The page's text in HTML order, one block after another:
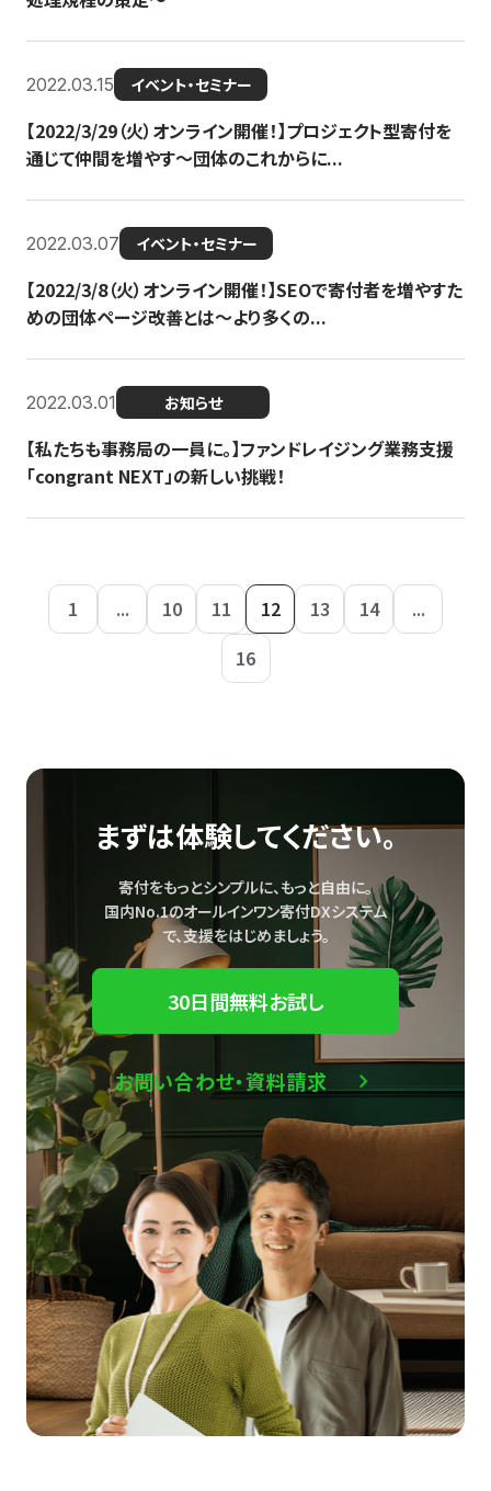
2022.03.15 イベント・セミナー
【2022/3/29（火）オンライン開催！】プロジェクト型寄付を
通じて仲間を増やす～団体のこれからに...
2022.03.07 イベント・セミナー
【2022/3/8（火）オンライン開催！】SEOで寄付者を増やすた
めの団体ページ改善とは～より多くの...
2022.03.01 お知らせ
【私たちも事務局の一員に。】ファンドレイジング業務支援
「congrant NEXT」の新しい挑戦！
1 ... 10 11 12 13 14
...
16
まずは体験してください。
寄付をもっとシンプルに、もっと自由に。
国内No.1のオールインワン寄付DXシステム
で、支援をはじめましょう。
30日間無料お試し
お問い合わせ・資料請求